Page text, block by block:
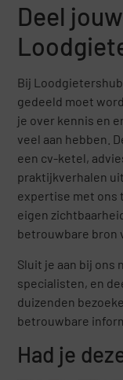
Deel
Bij
gedeeld moet
je over kennis en
veel aan hebben.
een cv-ketel,
praktijkverhalen
expertise met ons
eigen
betrouwbare bron
Sluit je aan bij ons
specialisten, en
duizenden
betrouwbare
Had je